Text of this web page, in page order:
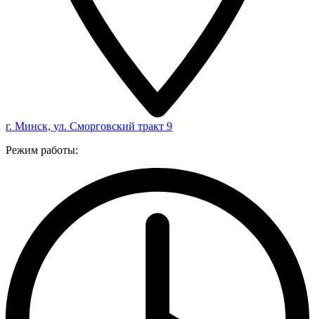
г. Минск, ул. Сморговский тракт 9
Режим работы: